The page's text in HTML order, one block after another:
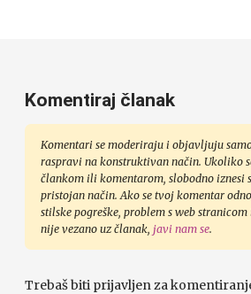
Komentiraj članak
Komentari se moderiraju i objavljuju
raspravi na konstruktivan način. Ukoliko
člankom ili komentarom, slobodno iznesi
pristojan način. Ako se tvoj komentar
stilske pogreške, problem s web
nije vezano uz članak, javi nam se.
Trebaš biti prijavljen za